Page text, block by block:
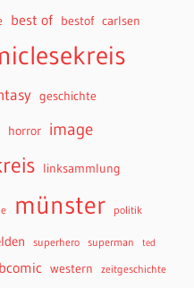
best of bestof carlsen
geschichte
horror image
linksammlung
münster politik
superhero superman ted
western zeitgeschichte